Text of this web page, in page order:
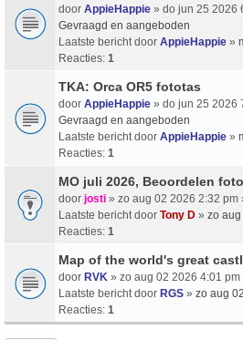
door AppieHappie » do jun 25 2026
Gevraagd en aangeboden
Laatste bericht door AppieHappie »
Reacties: 1
TKA: Orca OR5 fototas
door AppieHappie » do jun 25 2026
Gevraagd en aangeboden
Laatste bericht door AppieHappie »
Reacties: 1
MO juli 2026, Beoordelen
door josti » zo aug 02 2026 2:32 pm
Laatste bericht door Tony D » zo
Reacties: 1
Map of the world's great
door RVK » zo aug 02 2026 4:01 pm
Laatste bericht door RGS » zo aug
Reacties: 1